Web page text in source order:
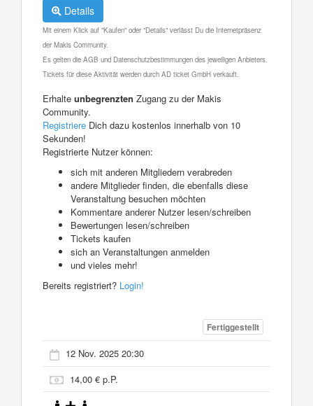
Details
Mit einem Klick auf "Kaufen" oder "Details" verlässt Du die Internetpräsenz
der Makis Community.
Es gelten die AGB und Datenschutzbestimmungen des jeweiligen Anbieters.
Tickets für diese Aktivität werden durch AD ticket GmbH verkauft.
Erhalte unbegrenzten Zugang zu der Makis
Community.
Registriere Dich dazu kostenlos innerhalb von 10
Sekunden!
Registrierte Nutzer können:
sich mit anderen Mitgliedern verabreden
andere Mitglieder finden, die ebenfalls diese
Veranstaltung besuchen möchten
Kommentare anderer Nutzer lesen/schreiben
Bewertungen lesen/schreiben
Tickets kaufen
sich an Veranstaltungen anmelden
und vieles mehr!
Bereits registriert? Login!
Fertiggestellt
12 Nov. 2025 20:30
14,00 € p.P.